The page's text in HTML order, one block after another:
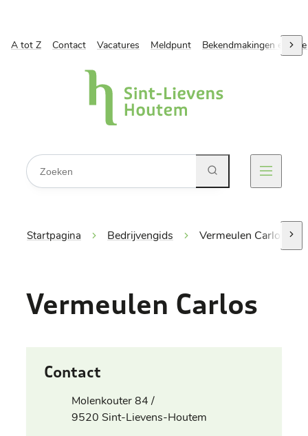
Naar inhoud
Gemeente Sint-Lievens-Houtem
A tot Z Contact Vacatures Meldpunt Bekendmakingen en
Waarmee kunnen we jou helpen?
Menu
Startpagina Bedrijvengids Vermeulen Carlos
Vermeulen Carlos
Contact
AdresMolenkouter 84 /
,9520 Sint-Lievens-Houtem